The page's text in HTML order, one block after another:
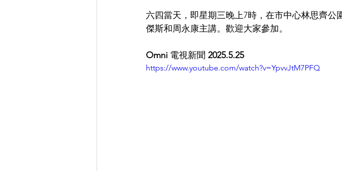
六四當天，即星期三晚上7時，在市中心林思齊
傑斯和周永康主講。歡迎大家參加。
Omni 電視新聞 2025.5.25
https://www.youtube.com/watch?v=YpvvJtM7PFQ